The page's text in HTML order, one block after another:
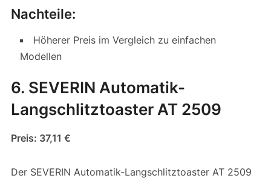
Nachteile:
Höherer Preis im Vergleich zu einfachen
Modellen
6. SEVERIN Automatik-
Langschlitztoaster AT 2509
Preis: 37,11 €
Der SEVERIN Automatik-Langschlitztoaster AT 2509